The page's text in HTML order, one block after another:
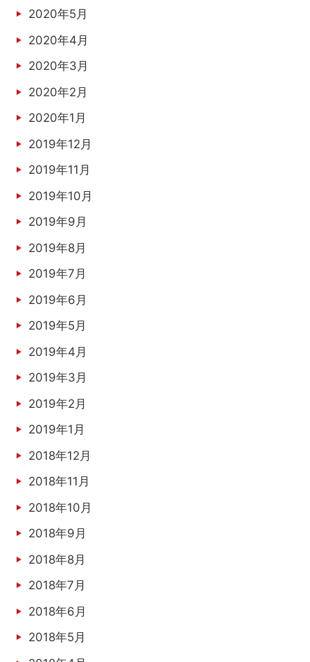
2020年5月
2020年4月
2020年3月
2020年2月
2020年1月
2019年12月
2019年11月
2019年10月
2019年9月
2019年8月
2019年7月
2019年6月
2019年5月
2019年4月
2019年3月
2019年2月
2019年1月
2018年12月
2018年11月
2018年10月
2018年9月
2018年8月
2018年7月
2018年6月
2018年5月